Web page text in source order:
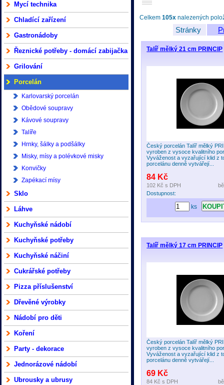
Mycí technika
Chladící zařízení
Gastronádoby
Řeznické potřeby - domácí zabijačka
Grilování
Porcelán
Karlovarský porcelán
Obědové soupravy
Kávové soupravy
Talíře
Hrnky, šálky a podšálky
Misky, mísy a polévkové misky
Konvičky
Zapékací mísy
Sklo
Láhve
Kuchyňské nádobí
Kuchyňské potřeby
Kuchyňské náčiní
Cukrářské potřeby
Pizza příslušenství
Dřevěné výrobky
Nádobí pro děti
Koření
Party - dekorace
Jednorázové nádobí
Ubrousky a ubrusy
Celkem105x nalezených
Stránky
Talíř mělký 21 cm PRINCIP
Český porcelán Talíř mělký
vyroben z vysoce kvalitního
Vyváženost a vyzařující klid z
porcelánu denně vytvářejí...
84 Kč
102 Kč s DPH
Dostupnost:
ks
Talíř mělký 17 cm PRINCIP
Český porcelán Talíř mělký
vyroben z vysoce kvalitního
Vyváženost a vyzařující klid z
porcelánu denně vytvářejí...
69 Kč
84 Kč s DPH